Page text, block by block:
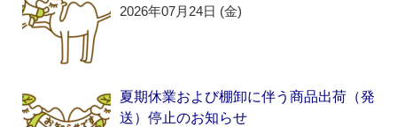
2026年07月24日 (金)
夏期休業および棚卸に伴う商品出荷（発
送）停止のお知らせ